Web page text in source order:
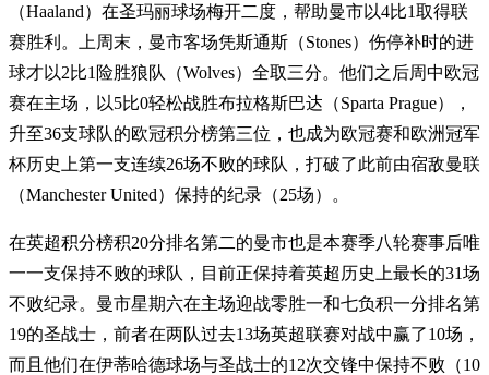
（Haaland）在圣玛丽球场梅开二度，帮助曼市以4比1取得联
赛胜利。上周末，曼市客场凭斯通斯（Stones）伤停补时的进
球才以2比1险胜狼队（Wolves）全取三分。他们之后周中欧冠
赛在主场，以5比0轻松战胜布拉格斯巴达（Sparta Prague），
升至36支球队的欧冠积分榜第三位，也成为欧冠赛和欧洲冠军
杯历史上第一支连续26场不败的球队，打破了此前由宿敌曼联
（Manchester United）保持的纪录（25场）。
在英超积分榜积20分排名第二的曼市也是本赛季八轮赛事后唯
一一支保持不败的球队，目前正保持着英超历史上最长的31场
不败纪录。曼市星期六在主场迎战零胜一和七负积一分排名第
19的圣战士，前者在两队过去13场英超联赛对战中赢了10场，
而且他们在伊蒂哈德球场与圣战士的12次交锋中保持不败（10